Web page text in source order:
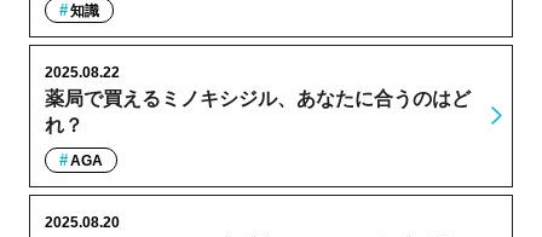
知識
薬局で買えるミノキシジル、あなたに合うのはど
れ？
2025.08.22
AGA
2025.08.20